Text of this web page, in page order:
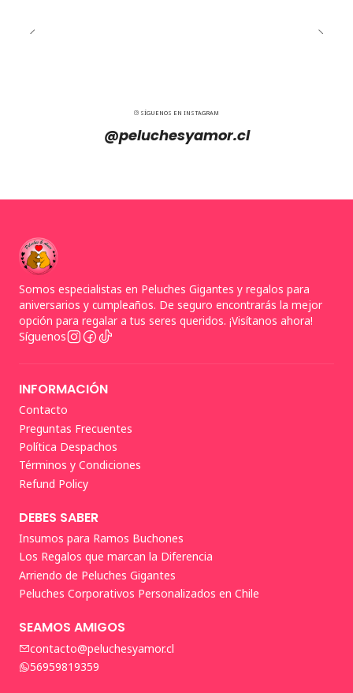
SÍGUENOS EN INSTAGRAM
@peluchesyamor.cl
Somos especialistas en Peluches Gigantes y regalos para
aniversarios y cumpleaños. De seguro encontrarás la mejor
opción para regalar a tus seres queridos. ¡Visítanos ahora!
Síguenos
INFORMACIÓN
Contacto
Preguntas Frecuentes
Política Despachos
Términos y Condiciones
Refund Policy
DEBES SABER
Insumos para Ramos Buchones
Los Regalos que marcan la Diferencia
Arriendo de Peluches Gigantes
Peluches Corporativos Personalizados en Chile
SEAMOS AMIGOS
contacto@peluchesyamor.cl
56959819359